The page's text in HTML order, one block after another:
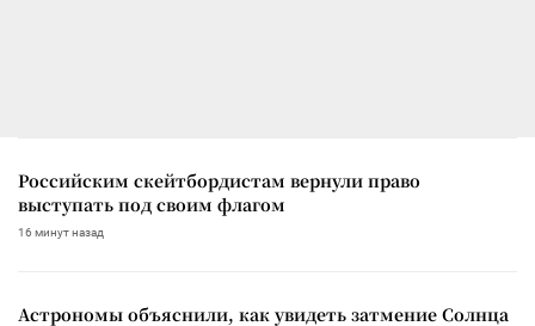
Российским скейтбордистам вернули право
выступать под своим флагом
16 минут назад
Астрономы объяснили, как увидеть затмение Солнца